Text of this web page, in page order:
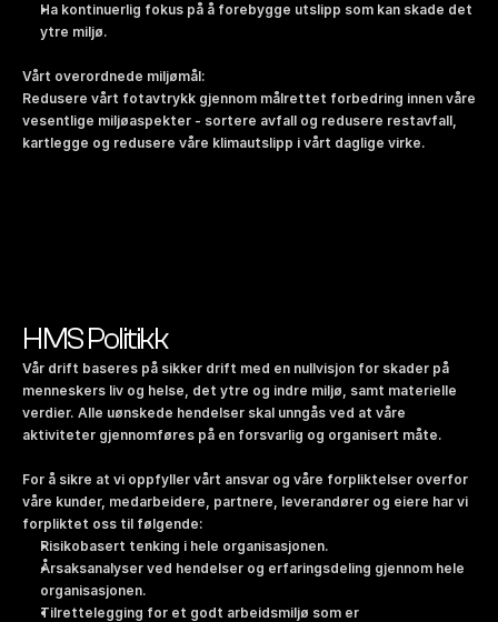
Ha kontinuerlig fokus på å forebygge utslipp som kan skade det
ytre miljø.
Vårt overordnede miljømål:
Redusere vårt fotavtrykk gjennom målrettet forbedring innen våre
vesentlige miljøaspekter - sortere avfall og redusere restavfall,
kartlegge og redusere våre klimautslipp i vårt daglige virke.
HMS Politikk
Vår drift baseres på sikker drift med en nullvisjon for skader på
menneskers liv og helse, det ytre og indre miljø, samt materielle
verdier. Alle uønskede hendelser skal unngås ved at våre
aktiviteter gjennomføres på en forsvarlig og organisert måte.
For å sikre at vi oppfyller vårt ansvar og våre forpliktelser overfor
våre kunder, medarbeidere, partnere, leverandører og eiere har vi
forpliktet oss til følgende:
Risikobasert tenking i hele organisasjonen.
Årsaksanalyser ved hendelser og erfaringsdeling gjennom hele
organisasjonen.
Tilrettelegging for et godt arbeidsmiljø som er